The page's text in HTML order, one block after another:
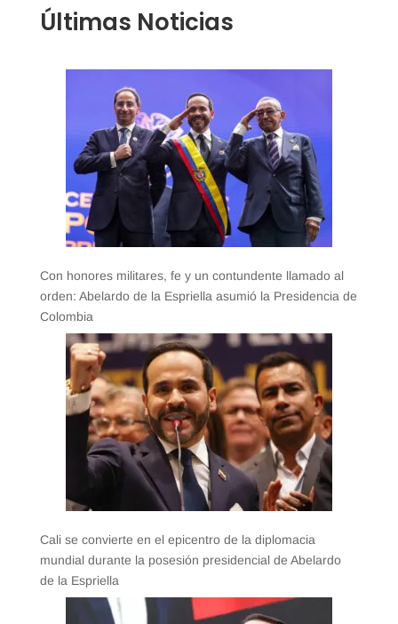
Últimas Noticias
Con honores militares, fe y un contundente llamado al
orden: Abelardo de la Espriella asumió la Presidencia de
Colombia
Cali se convierte en el epicentro de la diplomacia
mundial durante la posesión presidencial de Abelardo
de la Espriella